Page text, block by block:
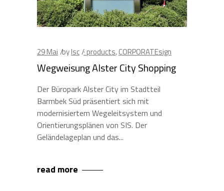
29Mai bylsc · products,CORPORATEsign
Wegweisung Alster City Shopping
Der Büropark Alster City im Stadtteil
Barmbek Süd präsentiert sich mit
modernisiertem Wegeleitsystem und
Orientierungsplänen von SIS. Der
Geländelageplan und das
read more